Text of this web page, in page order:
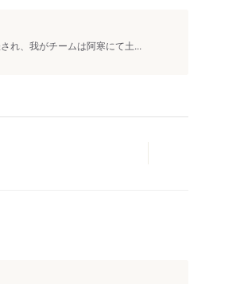
れ、我がチームは阿寒にて土...